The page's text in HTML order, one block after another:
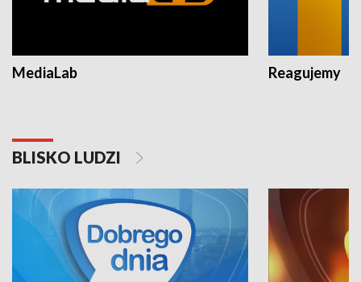
MediaLab Reagujemy
BLISKO LUDZI